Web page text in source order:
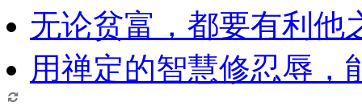
无论贫富，都要有利他
用禅定的智慧修忍辱，